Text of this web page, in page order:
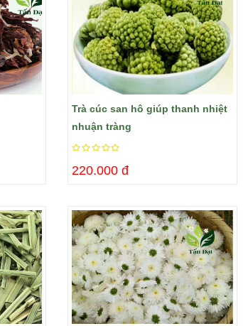
Trà cúc san hô giúp thanh nhiệt
nhuận tràng
220.000 đ